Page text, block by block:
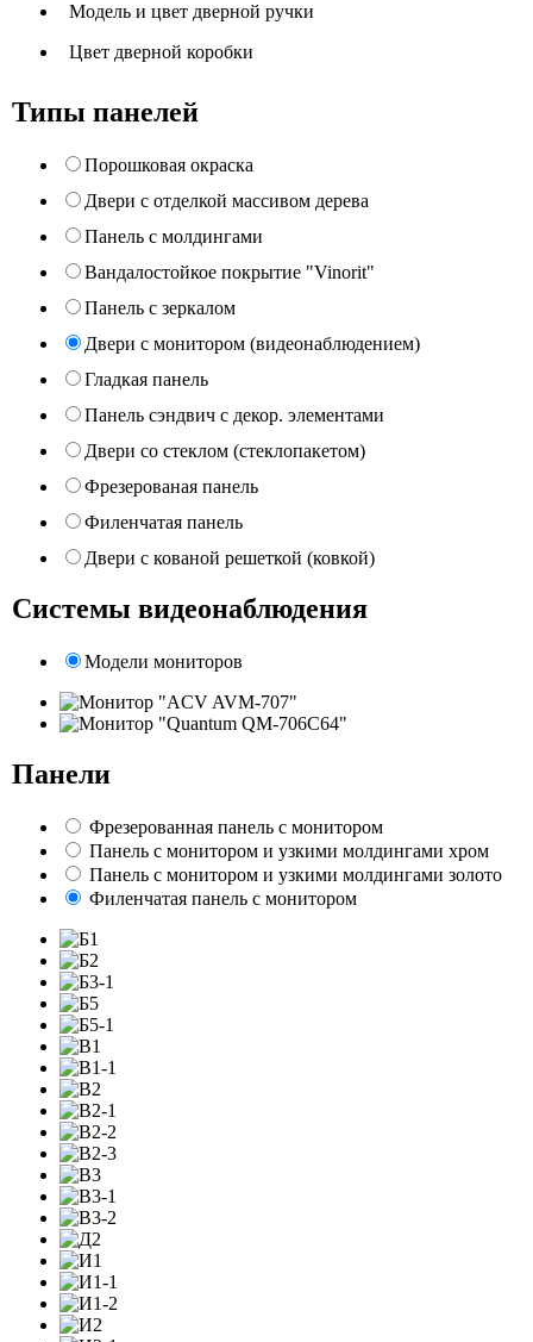
Модель и цвет дверной ручки
Цвет дверной коробки
Типы панелей
Порошковая окраска
Двери с отделкой массивом дерева
Панель с молдингами
Вандалостойкое покрытие "Vinorit"
Панель с зеркалом
Двери с монитором (видеонаблюдением)
Гладкая панель
Панель сэндвич с декор. элементами
Двери со стеклом (стеклопакетом)
Фрезерованая панель
Филенчатая панель
Двери с кованой решеткой (ковкой)
Системы видеонаблюдения
Модели мониторов
Панели
Фрезерованная панель с монитором
Панель с монитором и узкими молдингами хром
Панель с монитором и узкими молдингами золото
Филенчатая панель с монитором